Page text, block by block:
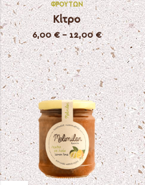
ΦΡΟΎΤΩΝ
Κίτρο
6,00€–12,00€